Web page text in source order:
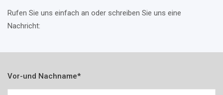
Rufen Sie uns einfach an oder schreiben Sie uns eine
Nachricht:
Vor-und Nachname*